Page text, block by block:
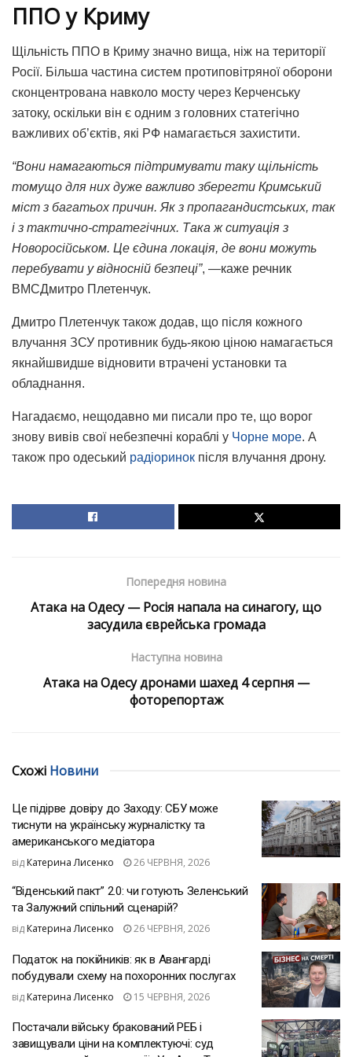
ППО у Криму
Щільність ППО в Криму значно вища, ніж на території
Росії. Більша частина систем протиповітряної оборони
сконцентрована навколо мосту через Керченську
затоку, оскільки він є одним з головних статегічно
важливих об’єктів, які РФ намагається захистити.
“Вони намагаються підтримувати таку щільність
томущо для них дуже важливо зберегти Кримський
міст з багатьох причин. Як з пропагандистських, так
і з тактично-стратегічних. Така ж ситуація з
Новоросійськом. Це єдина локація, де вони можуть
перебувати у відносній безпеці”, —каже речник
ВМСДмитро Плетенчук.
Дмитро Плетенчук також додав, що після кожного
влучання ЗСУ противник будь-якою ціною намагається
якнайшвидше відновити втрачені установки та
обладнання.
Нагадаємо, нещодавно ми писали про те, що ворог
знову вивів свої небезпечні кораблі у Чорне море. А
також про одеський радіоринок після влучання дрону.
Попередня новина
Атака на Одесу — Росія напала на синагогу, що
засудила єврейська громада
Наступна новина
Атака на Одесу дронами шахед 4 серпня —
фоторепортаж
Схожі Новини
Це підірве довіру до Заходу: СБУ може
тиснути на українську журналістку та
американського медіатора
від Катерина Лисенко 26 ЧЕРВНЯ, 2026
“Віденський пакт” 2.0: чи готують Зеленський
та Залужний спільний сценарій?
від Катерина Лисенко 26 ЧЕРВНЯ, 2026
Податок на покійників: як в Авангарді
побудували схему на похоронних послугах
від Катерина Лисенко 15 ЧЕРВНЯ, 2026
Постачали війську бракований РЕБ і
завищували ціни на комплектуючі: суд